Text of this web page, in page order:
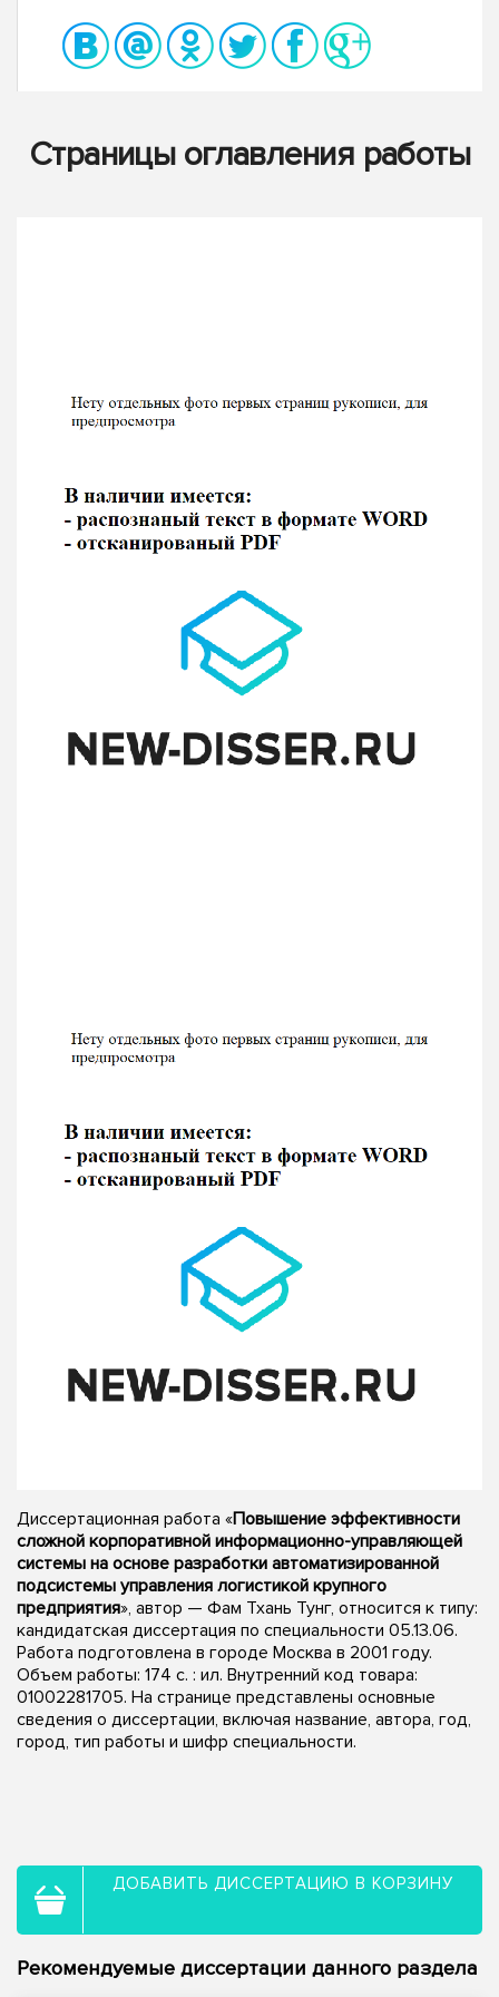
Страницы оглавления работы
Диссертационная работа «Повышение эффективности
сложной корпоративной информационно-управляющей
системы на основе разработки автоматизированной
подсистемы управления логистикой крупного
предприятия», автор — Фам Тхань Тунг, относится к типу:
кандидатская диссертация по специальности 05.13.06.
Работа подготовлена в городе Москва в 2001 году.
Объем работы: 174 с. : ил. Внутренний код товара:
01002281705. На странице представлены основные
сведения о диссертации, включая название, автора, год,
город, тип работы и шифр специальности.
ДОБАВИТЬ ДИССЕРТАЦИЮ В КОРЗИНУ
Рекомендуемые диссертации данного раздела